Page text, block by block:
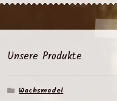
Unsere Produkte
Wachsmodel